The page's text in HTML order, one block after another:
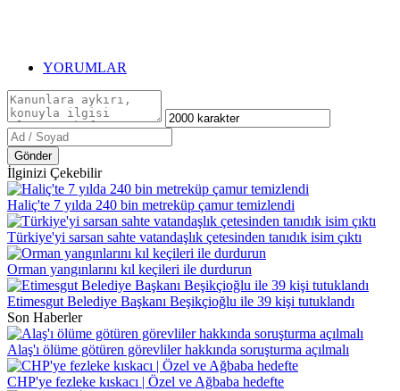
YORUMLAR
Gönder
İlginizi Çekebilir
Haliç'te 7 yılda 240 bin metreküp çamur temizlendi
Türkiye'yi sarsan sahte vatandaşlık çetesinden tanıdık isim çıktı
Orman yangınlarını kıl keçileri ile durdurun
Etimesgut Belediye Başkanı Beşikçioğlu ile 39 kişi tutuklandı
Son Haberler
Alaş'ı ölüme götüren görevliler hakkında soruşturma açılmalı
CHP'ye fezleke kıskacı | Özel ve Ağbaba hedefte